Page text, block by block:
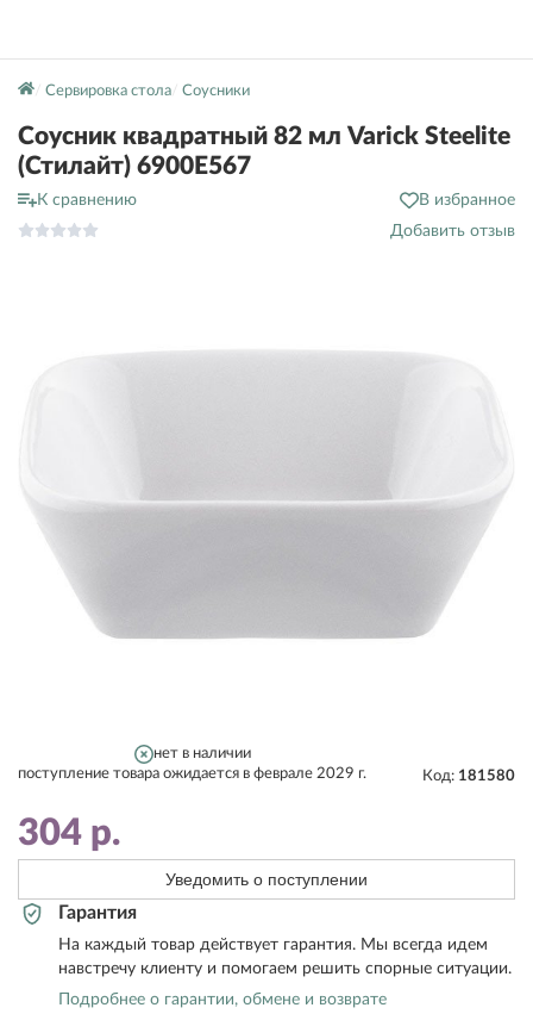
Сервировка стола Соусники
Соусник квадратный 82 мл Varick Steelite
(Стилайт) 6900E567
К сравнению
В избранное
Добавить отзыв
нет в наличии
поступление товара ожидается в феврале 2029 г.
Код: 181580
304 р.
Уведомить о поступлении
Гарантия
На каждый товар действует гарантия. Мы всегда идем
навстречу клиенту и помогаем решить спорные ситуации.
Подробнее о гарантии, обмене и возврате